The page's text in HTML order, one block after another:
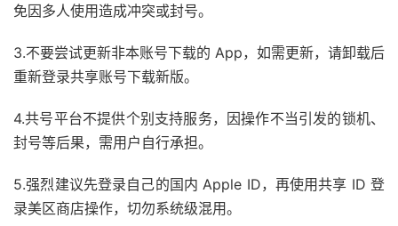
免因多人使用造成冲突或封号。
3.不要尝试更新非本账号下载的 App，如需更新，请卸载后
重新登录共享账号下载新版。
4.共号平台不提供个别支持服务，因操作不当引发的锁机、
封号等后果，需用户自行承担。
5.强烈建议先登录自己的国内 Apple ID，再使用共享 ID 登
录美区商店操作，切勿系统级混用。